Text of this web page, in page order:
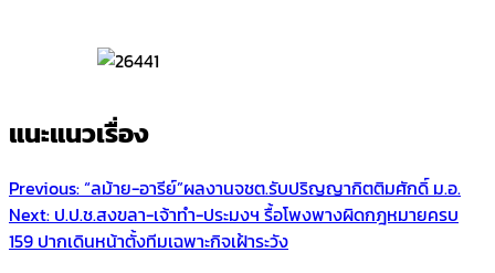
แนะแนวเรื่อง
Previous:“ลม้าย-อารีย์”ผลงานจชต.รับปริญญากิตติมศักดิ์ ม.อ.
Next: ป.ป.ช.สงขลา-เจ้าทำ-ประมงฯ รื้อโพงพางผิดกฎหมายครบ
159 ปากเดินหน้าตั้งทีมเฉพาะกิจเฝ้าระวัง